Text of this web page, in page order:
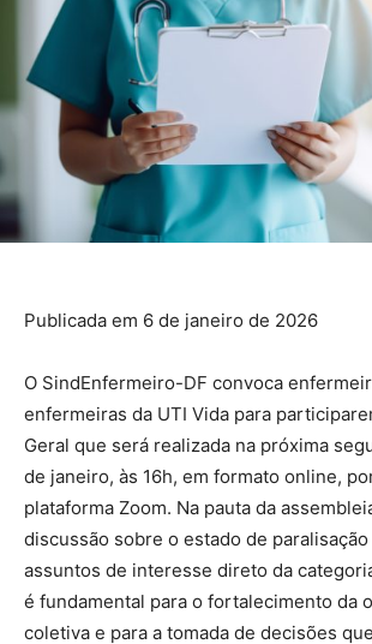
Publicada em 6 de janeiro de 2026
O SindEnfermeiro-DF convoca
enfermeiras da UTI Vida para
Geral que será realizada na próxima
de janeiro, às 16h, em formato online,
plataforma Zoom. Na pauta da
discussão sobre o estado de
assuntos de interesse direto da
é fundamental para o fortalecimento da
coletiva e para a tomada de decisões